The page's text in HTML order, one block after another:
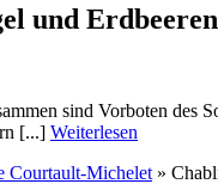
und Erdbeeren
sind Vorboten
[...] Weiterlesen
Courtault-Michelet »